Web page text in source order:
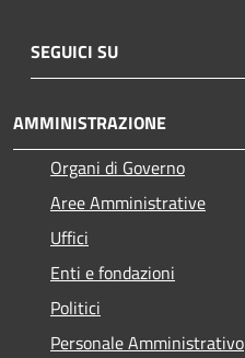
SEGUICI SU
AMMINISTRAZIONE
Organi di Governo
Aree Amministrative
Uffici
Enti e fondazioni
Politici
Personale Amministrativo